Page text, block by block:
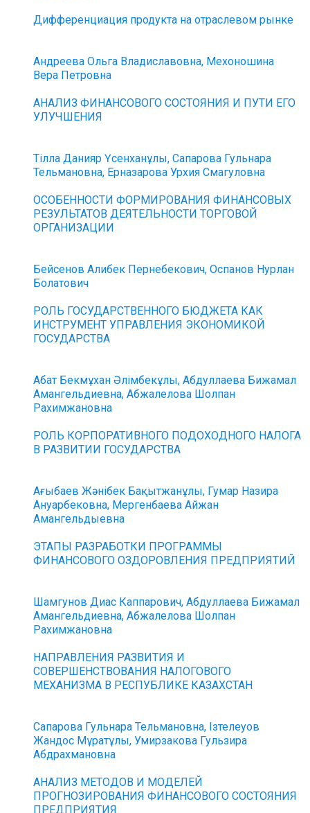
Дифференциация продукта на отраслевом рынке
Андреева Ольга Владиславовна, Мехоношина
Вера Петровна
АНАЛИЗ ФИНАНСОВОГО СОСТОЯНИЯ И ПУТИ ЕГО
УЛУЧШЕНИЯ
Тілла Данияр Үсенханұлы, Сапарова Гульнара
Тельмановна, Ерназарова Урхия Смагуловна
ОСОБЕННОСТИ ФОРМИРОВАНИЯ ФИНАНСОВЫХ
РЕЗУЛЬТАТОВ ДЕЯТЕЛЬНОСТИ ТОРГОВОЙ
ОРГАНИЗАЦИИ
Бейсенов Алибек Пернебекович, Оспанов Нурлан
Болатович
РОЛЬ ГОСУДАРСТВЕННОГО БЮДЖЕТА КАК
ИНСТРУМЕНТ УПРАВЛЕНИЯ ЭКОНОМИКОЙ
ГОСУДАРСТВА
Абат Бекмұхан Әлімбекұлы, Абдуллаева Бижамал
Амангельдиевна, Абжалелова Шолпан
Рахимжановна
РОЛЬ КОРПОРАТИВНОГО ПОДОХОДНОГО НАЛОГА
В РАЗВИТИИ ГОСУДАРСТВА
Ағыбаев Жәнібек Бақытжанұлы, Гумар Назира
Ануарбековна, Мергенбаева Айжан
Амангельдыевна
ЭТАПЫ РАЗРАБОТКИ ПРОГРАММЫ
ФИНАНСОВОГО ОЗДОРОВЛЕНИЯ ПРЕДПРИЯТИЙ
Шамгунов Диас Каппарович, Абдуллаева Бижамал
Амангельдиевна, Абжалелова Шолпан
Рахимжановна
НАПРАВЛЕНИЯ РАЗВИТИЯ И
СОВЕРШЕНСТВОВАНИЯ НАЛОГОВОГО
МЕХАНИЗМА В РЕСПУБЛИКЕ КАЗАХСТАН
Сапарова Гульнара Тельмановна, Ізтелеуов
Жандос Мұратұлы, Умирзакова Гульзира
Абдрахмановна
АНАЛИЗ МЕТОДОВ И МОДЕЛЕЙ
ПРОГНОЗИРОВАНИЯ ФИНАНСОВОГО СОСТОЯНИЯ
ПРЕДПРИЯТИЯ